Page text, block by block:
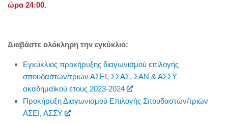
ώρα 24:00.
Διαβάστε ολόκληρη την εγκύκλιο:
Εγκύκλιος προκήρυξης διαγωνισμού επιλογής
σπουδαστών/τριών ΑΣΕΙ, ΣΣΑΣ, ΣΑΝ & ΑΣΣΥ
ακαδημαϊκού έτους 2023-2024
Προκήρυξη Διαγωνισμού Επιλογής Σπουδαστών/τριών
ΑΣΕΙ, ΑΣΣΥ